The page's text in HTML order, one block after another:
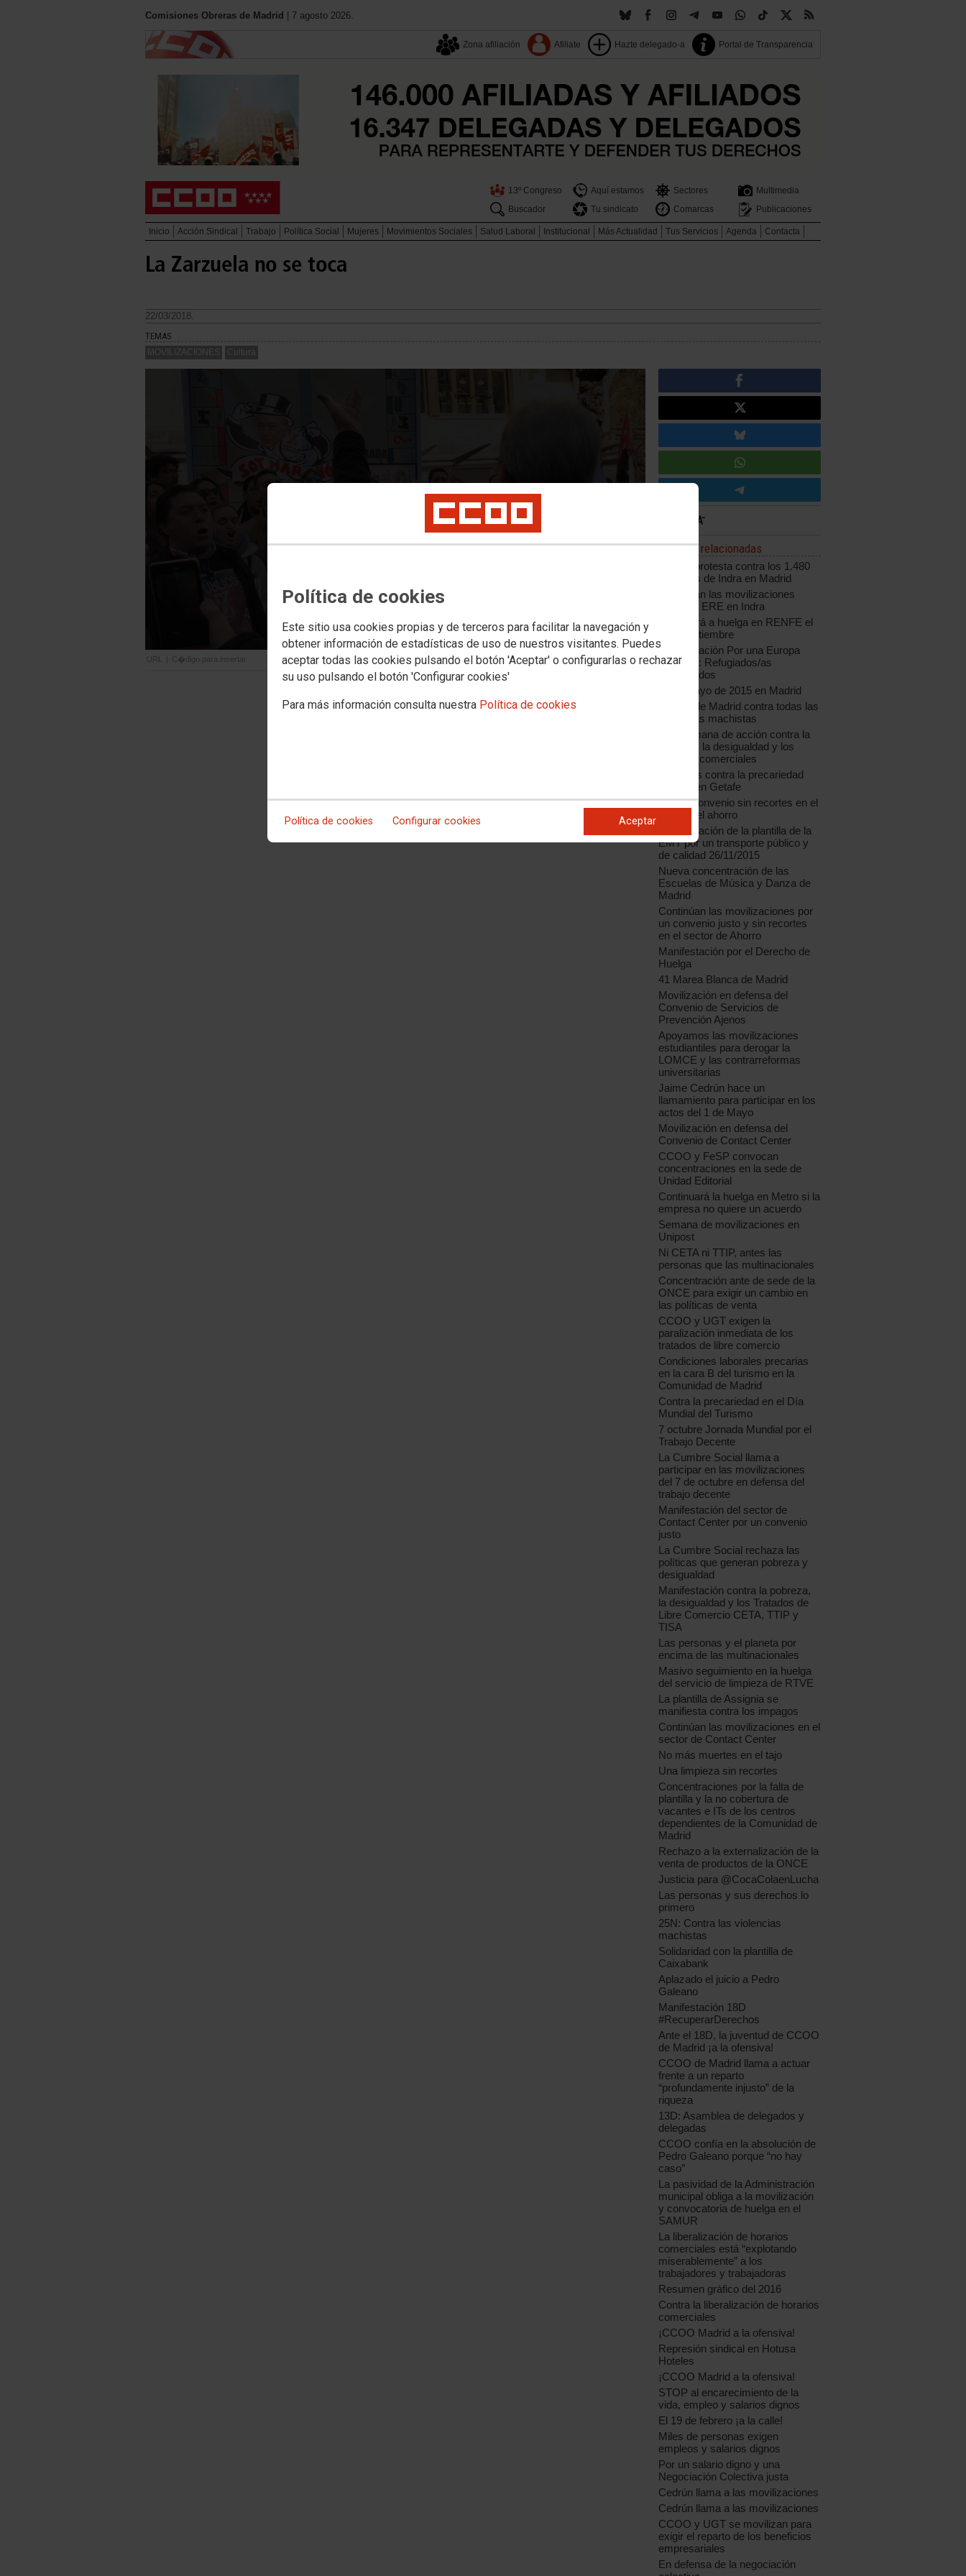
Política de cookies
Este sitio usa cookies propias y de terceros para facilitar la navegación y
obtener información de estadísticas de uso de nuestros visitantes. Puedes
aceptar todas las cookies pulsando el botón 'Aceptar' o configurarlas o rechazar
su uso pulsando el botón 'Configurar cookies'
Para más información consulta nuestra Política de cookies
Política de cookies Configurar cookies Aceptar
Comisiones Obreras de Madrid | 7 agosto 2026.
Zona afiliación Afiliate Hazte delegado-a Portal de Transparencia
13º Congreso Aquí estamos Sectores
Multimedia
Buscador
Tu sindicato Comarcas Publicaciones
Inicio Acción Sindical Trabajo Política Social Mujeres Movimientos Sociales Salud Laboral Institucional Más Actualidad Tus Servicios Agenda Contacta
La Zarzuela no se toca
22/03/2018.
TEMAS
MOVILIZACIONES Cultura
PlaybackManifestLoadError
A network error (status 0) occurred while loading manifest
URL C�digo para insertar
Noticias relacionadas
CCOO protesta contra los 1.480
despidos de Indra en Madrid
Continúan las movilizaciones
contra el ERE en Indra
CCOO irá a huelga en RENFE el
4 de septiembre
Manifestación Por una Europa
Solidaria: Refugiados/as
Bienvenidos
1º de Mayo de 2015 en Madrid
CCOO de Madrid contra todas las
violencias machistas
Una semana de acción contra la
pobreza, la desigualdad y los
tratados comerciales
Jornadas contra la precariedad
laboral, en Getafe
Por un convenio sin recortes en el
sector del ahorro
Manifestación de la plantilla de la
EMT por un transporte público y
de calidad 26/11/2015
Nueva concentración de las
Escuelas de Música y Danza de
Madrid
Continúan las movilizaciones por
un convenio justo y sin recortes
en el sector de Ahorro
Manifestación por el Derecho de
Huelga
41 Marea Blanca de Madrid
Movilización en defensa del
Convenio de Servicios de
Prevención Ajenos
Apoyamos las movilizaciones
estudiantiles para derogar la
LOMCE y las contrarreformas
universitarias
Jaime Cedrún hace un
llamamiento para participar en los
actos del 1 de Mayo
Movilización en defensa del
Convenio de Contact Center
CCOO y FeSP convocan
concentraciones en la sede de
Unidad Editorial
Continuará la huelga en Metro si la
empresa no quiere un acuerdo
Semana de movilizaciones en
Unipost
Ni CETA ni TTIP, antes las
personas que las multinacionales
Concentración ante de sede de la
ONCE para exigir un cambio en
las políticas de venta
CCOO y UGT exigen la
paralización inmediata de los
tratados de libre comercio
Condiciones laborales precarias
en la cara B del turismo en la
Comunidad de Madrid
Contra la precariedad en el Día
Mundial del Turismo
7 octubre Jornada Mundial por el
Trabajo Decente
La Cumbre Social llama a
participar en las movilizaciones
del 7 de octubre en defensa del
trabajo decente
Manifestación del sector de
Contact Center por un convenio
justo
La Cumbre Social rechaza las
políticas que generan pobreza y
desigualdad
Manifestación contra la pobreza,
la desigualdad y los Tratados de
Libre Comercio CETA, TTIP y
TISA
Las personas y el planeta por
encima de las multinacionales
Masivo seguimiento en la huelga
del servicio de limpieza de RTVE
La plantilla de Assignia se
manifiesta contra los impagos
Continúan las movilizaciones en el
sector de Contact Center
No más muertes en el tajo
Una limpieza sin recortes
Concentraciones por la falta de
plantilla y la no cobertura de
vacantes e ITs de los centros
dependientes de la Comunidad de
Madrid
Rechazo a la externalización de la
venta de productos de la ONCE
Justicia para @CocaColaenLucha
Las personas y sus derechos lo
primero
25N: Contra las violencias
machistas
Solidaridad con la plantilla de
Caixabank
Aplazado el juicio a Pedro
Galeano
Manifestación 18D
#RecuperarDerechos
Ante el 18D, la juventud de CCOO
de Madrid ¡a la ofensiva!
CCOO de Madrid llama a actuar
frente a un reparto
“profundamente injusto” de la
riqueza
13D: Asamblea de delegados y
delegadas
CCOO confía en la absolución de
Pedro Galeano porque “no hay
caso”
La pasividad de la Administración
municipal obliga a la movilización
y convocatoria de huelga en el
SAMUR
La liberalización de horarios
comerciales está “explotando
miserablemente” a los
trabajadores y trabajadoras
Resumen gráfico del 2016
Contra la liberalización de horarios
comerciales
¡CCOO Madrid a la ofensiva!
Represión sindical en Hotusa
Hoteles
¡CCOO Madrid a la ofensiva!
STOP al encarecimiento de la
vida, empleo y salarios dignos
El 19 de febrero ¡a la calle!
Miles de personas exigen
empleos y salarios dignos
Por un salario digno y una
Negociación Colectiva justa
Cedrún llama a las movilizaciones
Cedrún llama a las movilizaciones
CCOO y UGT se movilizan para
exigir el reparto de los beneficios
empresariales
En defensa de la negociación